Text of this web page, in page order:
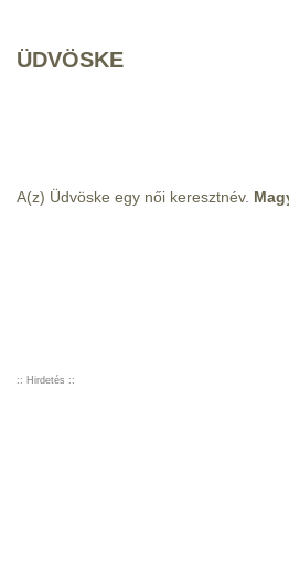
ÜDVÖSKE
A(z) Üdvöske egy női keresztnév.
:: Hirdetés ::